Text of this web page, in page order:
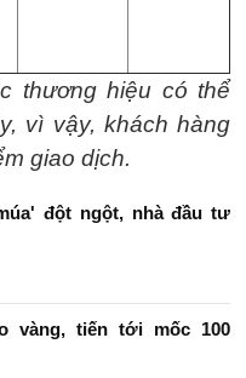
thương hiệu có thể
vì vậy, khách hàng
giao dịch.
đột ngột, nhà đầu tư
vàng, tiến tới mốc 100